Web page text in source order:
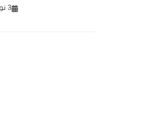
3 نوفمبر، 2025